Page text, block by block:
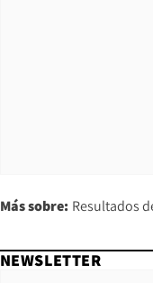
Más sobre: Resultados
NEWSLETTER